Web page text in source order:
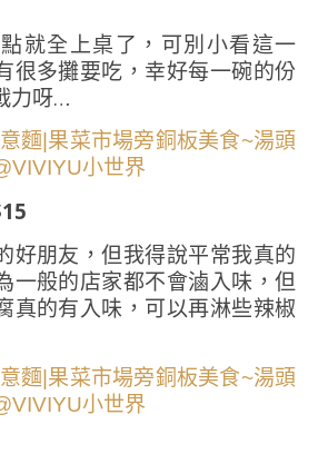
就全上桌了，可別小看這一
很多攤要吃，幸好每一碗的份
力呀…
好朋友，但我得說平常我真的
一般的店家都不會滷入味，但
真的有入味，可以再淋些辣椒